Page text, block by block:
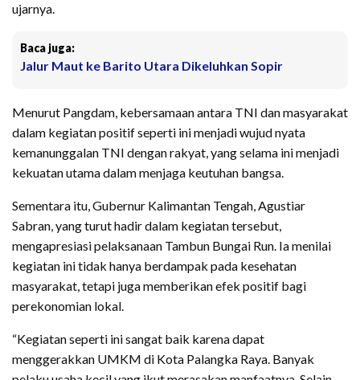
ujarnya.
Baca juga:
Jalur Maut ke Barito Utara Dikeluhkan Sopir
Menurut Pangdam, kebersamaan antara TNI dan masyarakat
dalam kegiatan positif seperti ini menjadi wujud nyata
kemanunggalan TNI dengan rakyat, yang selama ini menjadi
kekuatan utama dalam menjaga keutuhan bangsa.
Sementara itu, Gubernur Kalimantan Tengah, Agustiar
Sabran, yang turut hadir dalam kegiatan tersebut,
mengapresiasi pelaksanaan Tambun Bungai Run. Ia menilai
kegiatan ini tidak hanya berdampak pada kesehatan
masyarakat, tetapi juga memberikan efek positif bagi
perekonomian lokal.
“Kegiatan seperti ini sangat baik karena dapat
menggerakkan UMKM di Kota Palangka Raya. Banyak